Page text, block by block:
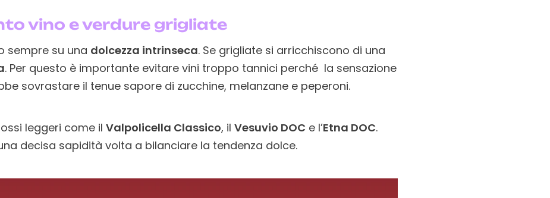
vino e verdure grigliate
sempre su una dolcezza intrinseca. Se grigliate si arricchiscono di una
. Per questo è importante evitare vini troppo tannici perché la sensazione
sovrastare il tenue sapore di zucchine, melanzane e peperoni.
leggeri come il Valpolicella Classico, il Vesuvio DOC e l’Etna DOC.
decisa sapidità volta a bilanciare la tendenza dolce.